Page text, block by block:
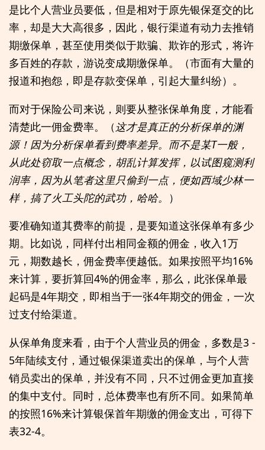
是比个人营业员要低，但是相对于原先银保趸交的比
率，却是大大高很多，因此，银行渠道有动力去推销
期缴保单，甚至使用类似于欺骗、欺诈的形式，将许
多百姓的存款，游说变成期缴保单。（市面有大量的
报道和抱怨，即是存款变保单，引起大量纠纷）。
而对于保险公司来说，则要从整张保单角度，才能看
清楚此一佣金费率。（ 这才是真正的分析保单的渊
源！因为分析保单看到费率差异。而不是某T一般，
从此处窃取一点概念，胡乱计算发挥，以试图窥测利
润率，因为从笔者这里只偷到一点，便如西域少林一
样，搞了火工头陀的武功，哈哈。
）
要准确知道其费率的前提，是要知道这张保单有多少
期。比如说，同样付出相同金额的佣金，收入1万
元，期数越长，佣金费率便越低。如果按照平均16%
来计算，要折算回4%的佣金率，那么，此张保单最
起码是4年期交，即相当于一张4年期交的佣金，一次
过支付给渠道。
从保单角度来看，由于个人营业员的佣金，多数是3 -
5年陆续支付，通过银保渠道卖出的保单，与个人营
销员卖出的保单，并没有不同，只不过佣金更加直接
的集中支付。同时，总体费率也有所不同。如果简单
的按照16%来计算银保首年期缴的佣金支出，可得下
表32-4。